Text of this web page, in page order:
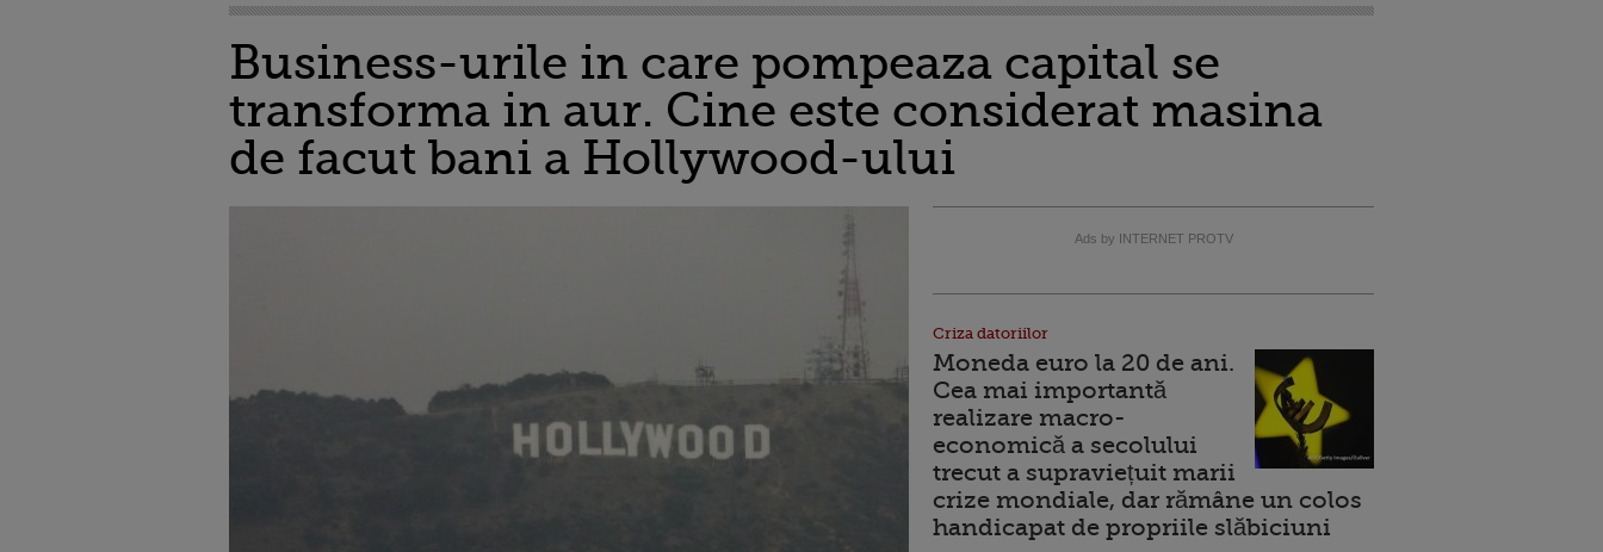
Business-urile in care pompeaza capital se
transforma in aur. Cine este considerat masina
de facut bani a Hollywood-ului
Ads by INTERNET PROTV
Criza datoriilor
Moneda euro la 20 de ani.
Cea mai importantă
realizare macro-
economică a secolului
trecut a supraviețuit marii
crize mondiale, dar rămâne un colos
handicapat de propriile slăbiciuni